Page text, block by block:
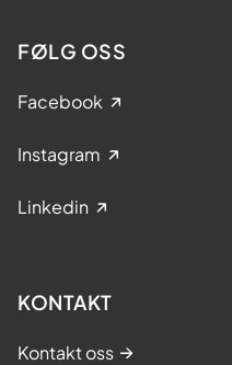
FØLG OSS
Facebook
Instagram
Linkedin
KONTAKT
Kontakt oss